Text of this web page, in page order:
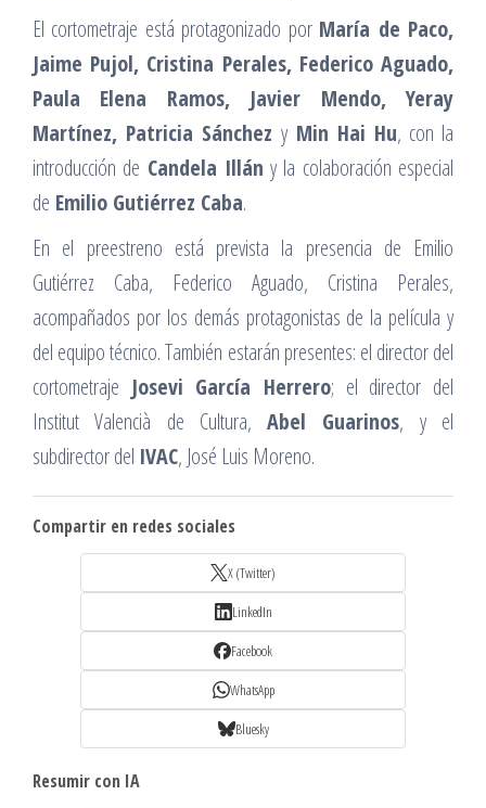
El cortometraje está protagonizado por María de Paco,
Jaime Pujol, Cristina Perales, Federico Aguado,
Paula Elena Ramos, Javier Mendo, Yeray
Martínez, Patricia Sánchez yMin Hai Hu, con la
introducción de Candela Illán y la colaboración especial
de Emilio Gutiérrez Caba.
En el preestreno está prevista la presencia de Emilio
Gutiérrez Caba, Federico Aguado, Cristina Perales,
acompañados por los demás protagonistas de la película y
del equipo técnico. También estarán presentes: el director del
cortometraje Josevi García Herrero; el director del
Institut Valencià de Cultura,Abel Guarinos, y el
subdirector del IVAC, José Luis Moreno.
Compartir en redes sociales
X (Twitter)
LinkedIn
Facebook
WhatsApp
Bluesky
Resumir con IA